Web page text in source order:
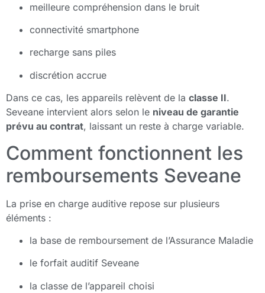
meilleure compréhension dans le bruit
connectivité smartphone
recharge sans piles
discrétion accrue
Dans ce cas, les appareils relèvent de la classe II.
Seveane intervient alors selon le niveau de garantie
prévu au contrat, laissant un reste à charge variable.
Comment fonctionnent les
remboursements Seveane
La prise en charge auditive repose sur plusieurs
éléments :
la base de remboursement de l’Assurance Maladie
le forfait auditif Seveane
la classe de l’appareil choisi